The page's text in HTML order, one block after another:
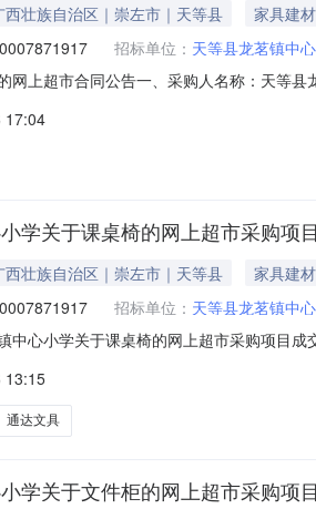
西壮族自治区｜崇左市｜天等县
家具建材
招标单位： 天等县龙茗镇中
网上超市合同公告一、采购人名称：天等
套139.0033546565服务要求
17:04
学关于课桌椅的网上超市采购项
西壮族自治区｜崇左市｜天等县
家具建材
招标单位： 天等县龙茗镇中
中心小学关于课桌椅的网上超市采购项目
采购计划信息：序号采购计划文号信
13:15
通达文具
学关于文件柜的网上超市采购项